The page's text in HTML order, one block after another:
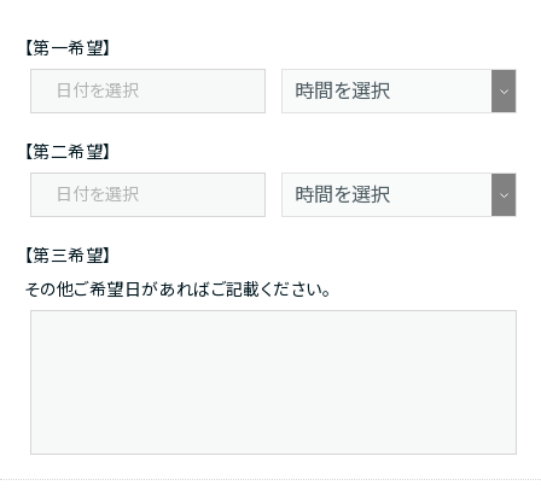
【第一希望】
【第二希望】
【第三希望】
その他ご希望日があればご記載ください。